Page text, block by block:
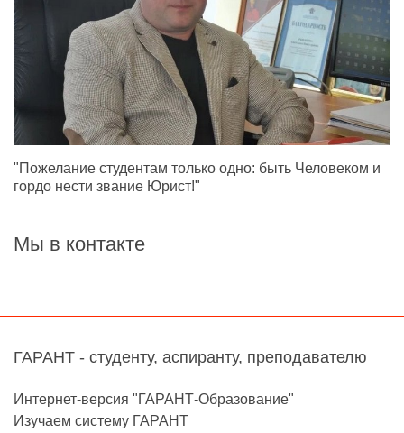
"Пожелание студентам только одно: быть Человеком и
гордо нести звание Юрист!"
Мы в контакте
ГАРАНТ - студенту, аспиранту, преподавателю
Интернет-версия "ГАРАНТ-Образование"
Изучаем систему ГАРАНТ